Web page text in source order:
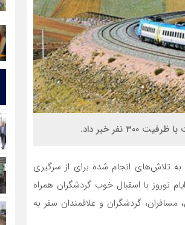
به تلاش‌های انجام شده برای از سرگیری
نوروز با اسقبال خوب گردشگران همراه
گردشگران و علاقمندان سفر به